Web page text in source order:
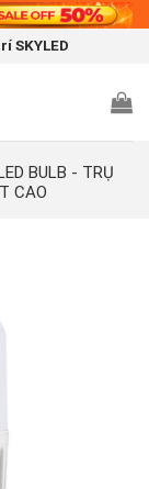
SKYLED
BULB - TRỤ
CAO